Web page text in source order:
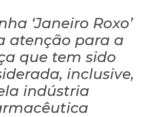
‘Janeiro Roxo’
atenção para a
que tem sido
inclusive,
indústria